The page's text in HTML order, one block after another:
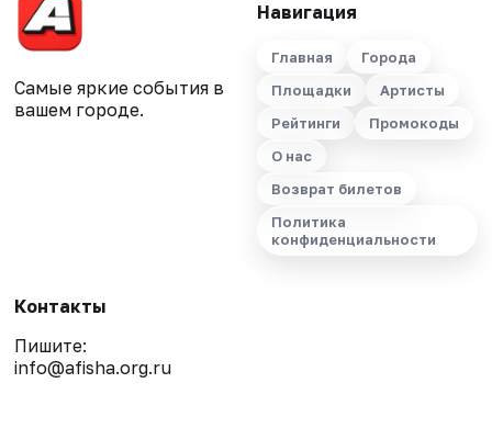
Самые яркие события в
вашем городе.
Навигация
Главная
Города
Площадки
Артисты
Рейтинги
Промокоды
О нас
Возврат билетов
Политика
конфиденциальности
Контакты
Пишите:
info@afisha.org.ru